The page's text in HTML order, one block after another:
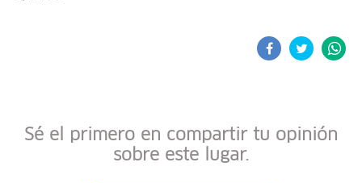
Sé el primero en compartir tu opinión
sobre este lugar.